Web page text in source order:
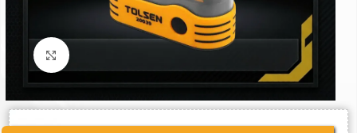
Click to enlarge